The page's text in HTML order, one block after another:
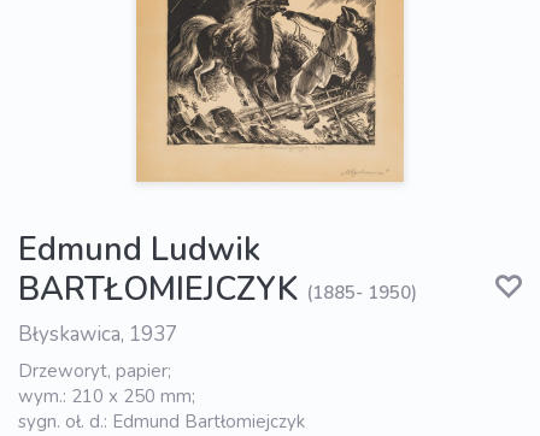
Edmund Ludwik
BARTŁOMIEJCZYK (1885- 1950)
Błyskawica, 1937
Drzeworyt, papier;
wym.: 210 x 250 mm;
sygn. oł. d.: Edmund Bartłomiejczyk